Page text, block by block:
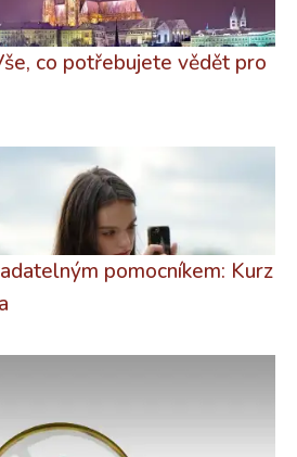
co potřebujete vědět pro
pomocníkem: Kurz